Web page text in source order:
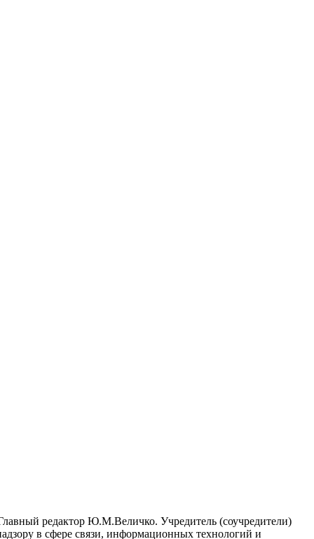
редактор Ю.М.Величко. Учредитель (соучредители)
в сфере связи, информационных технологий и